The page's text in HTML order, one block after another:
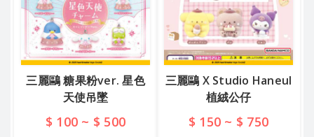
三麗鷗 糖果粉ver. 星色
天使吊墜
$ 100 ~ $ 500
三麗鷗 X Studio Haneul
植絨公仔
$ 150 ~ $ 750